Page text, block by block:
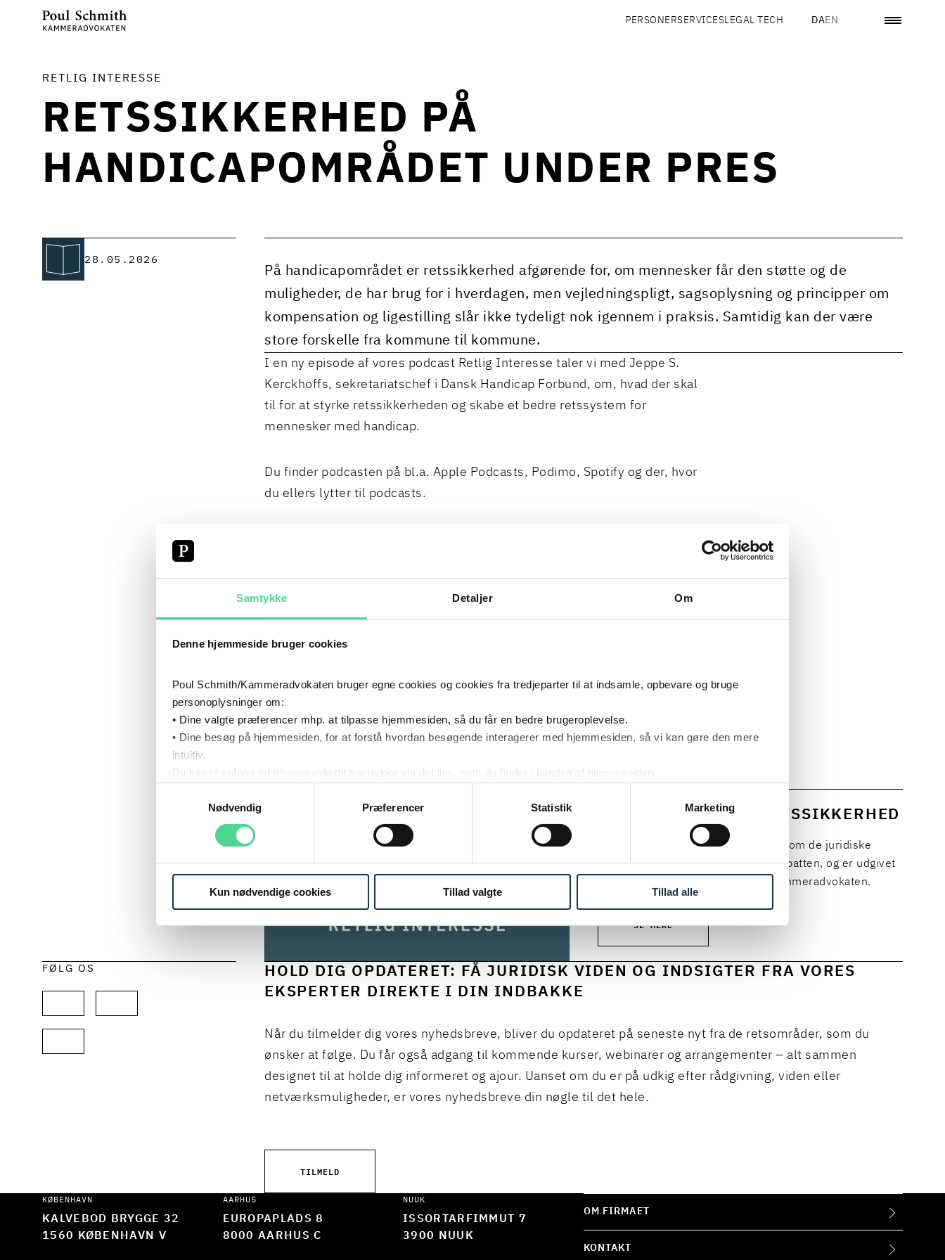
Samtykke Detaljer Om
Denne hjemmeside bruger cookies
Poul Schmith/Kammeradvokaten bruger egne cookies og cookies fra tredjeparter til at indsamle, opbevare og bruge
personoplysninger om:
• Dine valgte præferencer mhp. at tilpasse hjemmesiden, så du får en bedre brugeroplevelse.
• Dine besøg på hjemmesiden, for at forstå hvordan besøgende interagerer med hjemmesiden, så vi kan gøre den mere
intuitiv.
Du kan til enhver tid tilbagekalde dit samtykke via det link, som du finder i bunden af hjemmesiden.
Læs mere om vores behandling af personoplysninger her.
Nødvendig
Præferencer Statistik Marketing
Kun nødvendige cookies Tillad valgte Tillad alle
PERSONERSERVICESLEGAL TECH DAEN
RETSSIKKERHED PÅ
HANDICAPOMRÅDET UNDER PRES
RETLIG INTERESSE
28.05.2026
På handicapområdet er retssikkerhed afgørende for, om mennesker får den støtte og de
muligheder, de har brug for i hverdagen, men vejledningspligt, sagsoplysning og principper om
kompensation og ligestilling slår ikke tydeligt nok igennem i praksis. Samtidig kan der være
store forskelle fra kommune til kommune.
I en ny episode af vores podcast Retlig Interesse taler vi med Jeppe S.
Kerckhoffs, sekretariatschef i Dansk Handicap Forbund, om, hvad der skal
til for at styrke retssikkerheden og skabe et bedre retssystem for
mennesker med handicap.
Du finder podcasten på bl.a. Apple Podcasts, Podimo, Spotify og der, hvor
du ellers lytter til podcasts.
podcasten taler vi i en række samtaler med centrale aktører, der hver især
oplever systemet indefra – fra domstole og advokater til organisationer og
tilsynsmyndigheder.
Ombudsmand, Christian Britten Lundblad, formand for Den Danske
Dommerforening, Mette Lyster Knudsen, advokat René Offersen samt Sune
Fugleholm, advokat og partner hos Poul Schmith/Kammeradvokaten, til en
NYE EPISODER OM RETSSIKKERHED
Podcasten Retlig Interesse handler om de juridiske
spørgsmål, der fylder i samfundsdebatten, og er udgivet
af advokatfirmaet Poul Schmith/Kammeradvokaten.
SE MERE
FØLG OS
HOLD DIG OPDATERET: FÅ JURIDISK VIDEN OG INDSIGTER FRA VORES
EKSPERTER DIREKTE I DIN INDBAKKE
Når du tilmelder dig vores nyhedsbreve, bliver du opdateret på seneste nyt fra de retsområder, som du
ønsker at følge. Du får også adgang til kommende kurser, webinarer og arrangementer – alt sammen
designet til at holde dig informeret og ajour. Uanset om du er på udkig efter rådgivning, viden eller
netværksmuligheder, er vores nyhedsbreve din nøgle til det hele.
TILMELD
KØBENHAVN
KALVEBOD BRYGGE 32
1560 KØBENHAVN V
AARHUS
EUROPAPLADS 8
8000 AARHUS C
NUUK
ISSORTARFIMMUT 7
3900 NUUK
OM FIRMAET
KONTAKT